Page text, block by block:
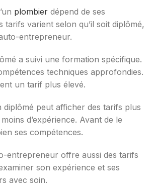
plombier dépend de ses
tarifs varient selon qu’il soit diplômé,
entrepreneur.
a suivi une formation spécifique.
techniques approfondies.
un tarif plus élevé.
peut afficher des tarifs plus
d’expérience. Avant de le
ses compétences.
entrepreneur offre aussi des tarifs
son expérience et ses
avec soin.